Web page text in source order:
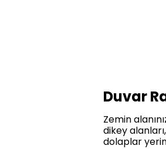
Duvar
Zemin
dikey
dolaplar